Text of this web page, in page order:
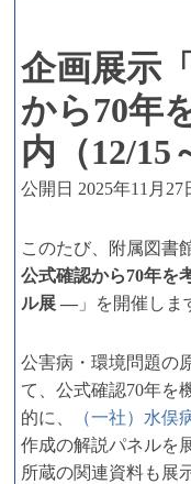
企画展示
から70年
内（12/15
公開日 2025年11月27
このたび、附属図書
公式確認から70年を
ル展 ― 」を開催しま
公害病・環境問題の
て、公式確認70年を
的に、
（一社）水俣
作成の解説パネルを
所蔵の関連資料も展